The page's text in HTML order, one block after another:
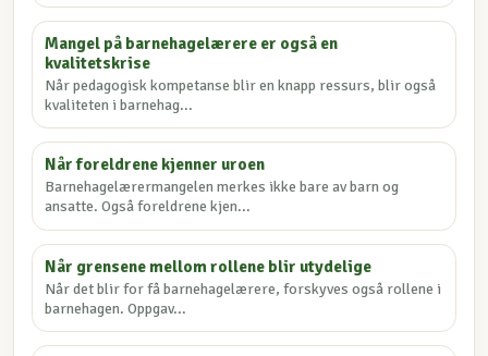
Mangel på barnehagelærere er også en
kvalitetskrise
Når pedagogisk kompetanse blir en knapp ressurs, blir også
kvaliteten i barnehag...
Når foreldrene kjenner uroen
Barnehagelærermangelen merkes ikke bare av barn og
ansatte. Også foreldrene kjen...
Når grensene mellom rollene blir utydelige
Når det blir for få barnehagelærere, forskyves også rollene i
barnehagen. Oppgav...